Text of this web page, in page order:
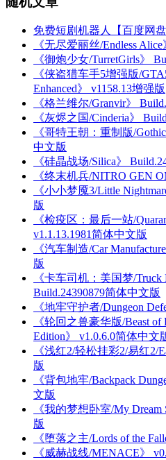
免费短剧机器人【百度网
《无尽爱丽丝/Endless
《御炮少女/TurretGirls》
《侠盗猎车手5增强版/
Enhanced》 v1158.13增强版
《格兰维尔/Granvir》
《灰烬之国/Cinderia》
《哥特王朝：重制版/
中文版
《硅晶战场/Silica》
《终末机兵/NITRO GEN
《小小梦魇3/Little
版
《检疫区：最后一站/
v1.1.13.1981简体中文版
《汽车制造/Car
版
《卡车司机：美国梦/Truck
Build.24390879简体中文版
《地牢守护者/Dungeon
《轮回之兽豪华版/Beast of
Edition》 v1.0.6.0简体中文
《浅红2/轻松挂彩2/易红2/
版
《背包地牢/Backpack
文版
《我的梦想卧室/My
版
《堕落之主/Lords of the
《威赫战线/MENACE》